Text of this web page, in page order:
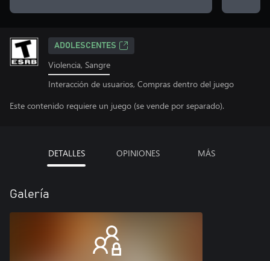
ADOLESCENTES
Violencia, Sangre
Interacción de usuarios, Compras dentro del juego
Este contenido requiere un juego (se vende por separado).
DETALLES OPINIONES MÁS
Galería